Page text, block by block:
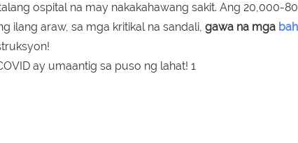
ospital na may nakakahawang sakit. Ang 20,000-
ilang araw, sa mga kritikal na sandali, gawa na mga